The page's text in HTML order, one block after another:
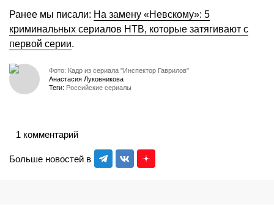
Ранее мы писали: На замену «Невскому»: 5
криминальных сериалов НТВ, которые затягивают с
первой серии.
Фото: Кадр из сериала "Инспектор Гаврилов"
Анастасия Луковникова
Теги: Российские сериалы
Больше новостей в
1 комментарий